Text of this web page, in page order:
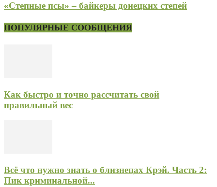
«Степные псы» – байкеры донецких степей
ПОПУЛЯРНЫЕ СООБЩЕНИЯ
Как быстро и точно рассчитать свой
правильный вес
Всё что нужно знать о близнецах Крэй. Часть 2:
Пик криминальной...